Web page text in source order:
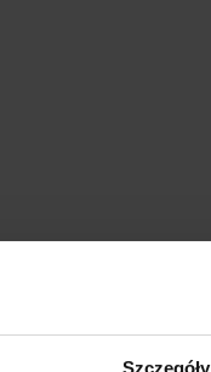
Szczegóły